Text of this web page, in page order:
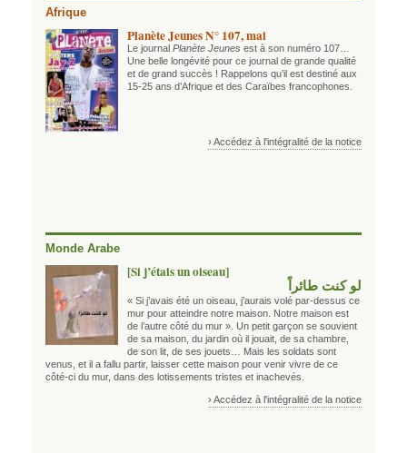
Afrique
Planète Jeunes N° 107, mai
Le journal Planète Jeunes est à son numéro 107…
Une belle longévité pour ce journal de grande qualité
et de grand succès ! Rappelons qu’il est destiné aux
15-25 ans d’Afrique et des Caraïbes francophones.
› Accédez à l'intégralité de la notice
Monde Arabe
[Si j’étais un oiseau]
لو كنت طائراً
« Si j’avais été un oiseau, j’aurais volé par-dessus ce
mur pour atteindre notre maison. Notre maison est
de l’autre côté du mur ». Un petit garçon se souvient
de sa maison, du jardin où il jouait, de sa chambre,
de son lit, de ses jouets… Mais les soldats sont
venus, et il a fallu partir, laisser cette maison pour venir vivre de ce
côté-ci du mur, dans des lotissements tristes et inachevés.
› Accédez à l'intégralité de la notice